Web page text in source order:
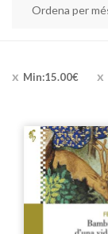
Min:15.00€